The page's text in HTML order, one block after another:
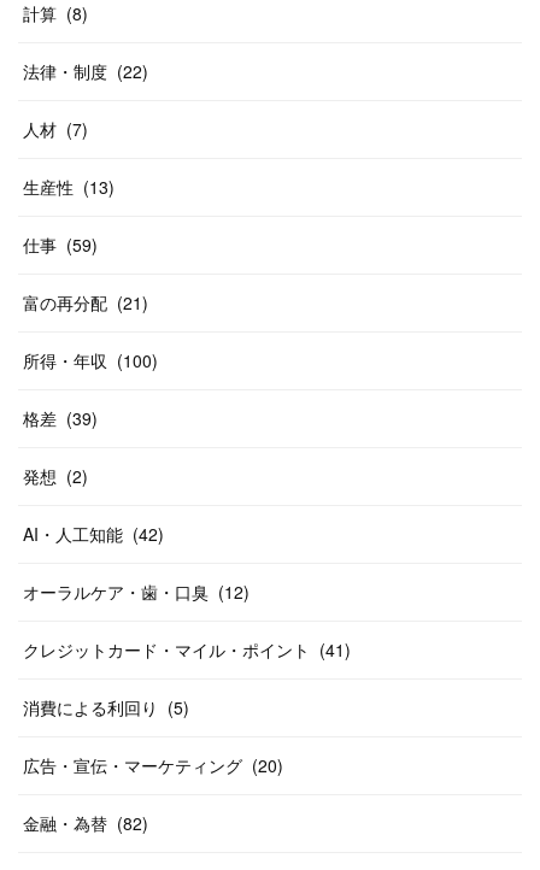
計算 (8)
法律・制度 (22)
人材 (7)
生産性 (13)
仕事 (59)
富の再分配 (21)
所得・年収 (100)
格差 (39)
発想 (2)
AI・人工知能 (42)
オーラルケア・歯・口臭 (12)
クレジットカード・マイル・ポイント (41)
消費による利回り (5)
広告・宣伝・マーケティング (20)
金融・為替 (82)